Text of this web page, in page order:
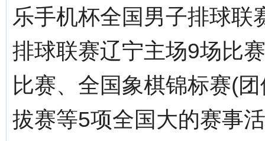
乐手机杯全国男子排球联
排球联赛辽宁主场9场比
比赛、全国象棋锦标赛(
拔赛等5项全国大的赛事